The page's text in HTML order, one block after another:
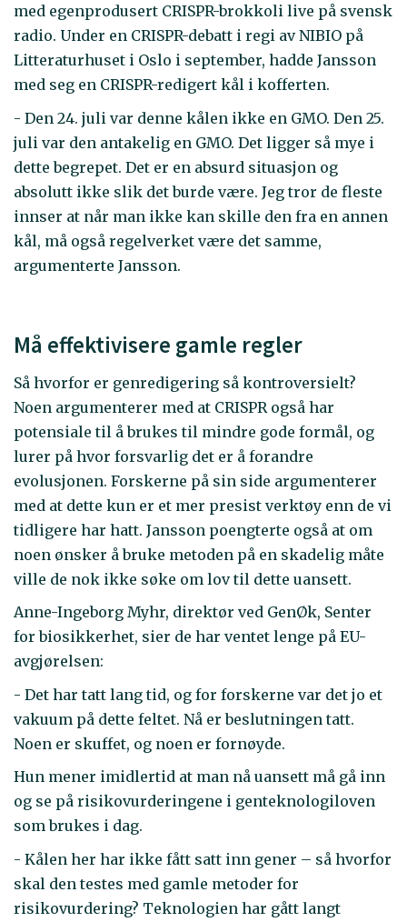
med egenprodusert CRISPR-brokkoli live på svensk
radio. Under en CRISPR-debatt i regi av NIBIO på
Litteraturhuset i Oslo i september, hadde Jansson
med seg en CRISPR-redigert kål i kofferten.
- Den 24. juli var denne kålen ikke en GMO. Den 25.
juli var den antakelig en GMO. Det ligger så mye i
dette begrepet. Det er en absurd situasjon og
absolutt ikke slik det burde være. Jeg tror de fleste
innser at når man ikke kan skille den fra en annen
kål, må også regelverket være det samme,
argumenterte Jansson.
Må effektivisere gamle regler
Så hvorfor er genredigering så kontroversielt?
Noen argumenterer med at CRISPR også har
potensiale til å brukes til mindre gode formål, og
lurer på hvor forsvarlig det er å forandre
evolusjonen. Forskerne på sin side argumenterer
med at dette kun er et mer presist verktøy enn de vi
tidligere har hatt. Jansson poengterte også at om
noen ønsker å bruke metoden på en skadelig måte
ville de nok ikke søke om lov til dette uansett.
Anne-Ingeborg Myhr, direktør ved GenØk, Senter
for biosikkerhet, sier de har ventet lenge på EU-
avgjørelsen:
- Det har tatt lang tid, og for forskerne var det jo et
vakuum på dette feltet. Nå er beslutningen tatt.
Noen er skuffet, og noen er fornøyde.
Hun mener imidlertid at man nå uansett må gå inn
og se på risikovurderingene i genteknologiloven
som brukes i dag.
- Kålen her har ikke fått satt inn gener – så hvorfor
skal den testes med gamle metoder for
risikovurdering? Teknologien har gått langt